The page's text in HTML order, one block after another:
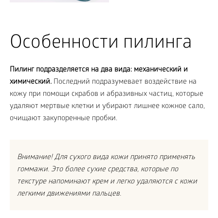
Особенности пилинга
Пилинг подразделяется на два вида: механический и
химический. Последний подразумевает воздействие на
кожу при помощи скрабов и абразивных частиц, которые
удаляют мертвые клетки и убирают лишнее кожное сало,
очищают закупоренные пробки.
Внимание! Для сухого вида кожи принято применять
гоммажи. Это более сухие средства, которые по
текстуре напоминают крем и легко удаляются с кожи
легкими движениями пальцев.